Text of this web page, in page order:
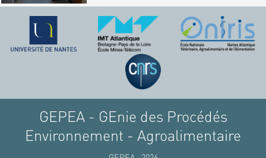
GEPEA - GEnie des Procédés
Environnement - Agroalimentaire